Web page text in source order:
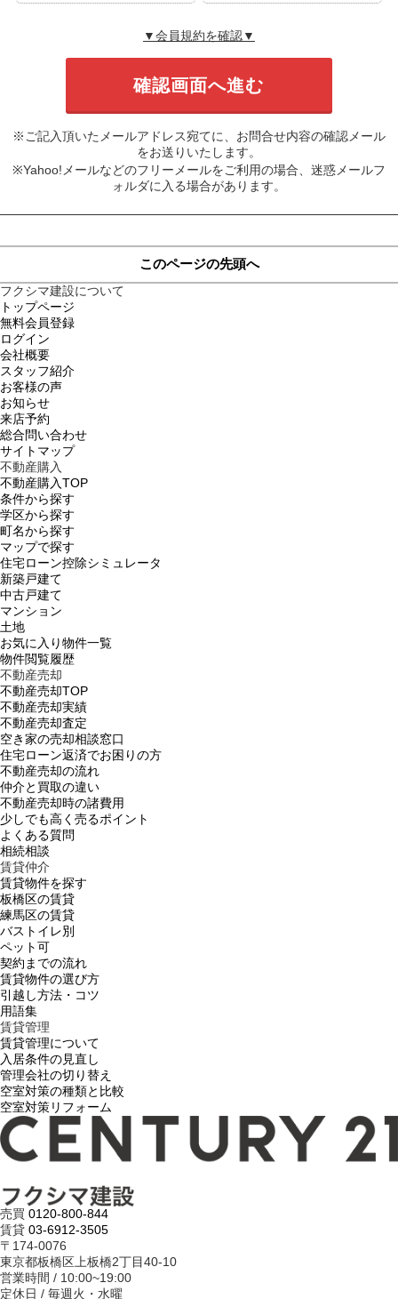
▼会員規約を確認▼
※ご記入頂いたメールアドレス宛てに、お問合せ内容の確認メール
をお送りいたします。
※Yahoo!メールなどのフリーメールをご利用の場合、迷惑メールフ
ォルダに入る場合があります。
このページの先頭へ
フクシマ建設について
トップページ
無料会員登録
ログイン
会社概要
スタッフ紹介
お客様の声
お知らせ
来店予約
総合問い合わせ
サイトマップ
不動産購入
不動産購入TOP
条件から探す
学区から探す
町名から探す
マップで探す
住宅ローン控除シミュレータ
新築戸建て
中古戸建て
マンション
土地
お気に入り物件一覧
物件閲覧履歴
不動産売却
不動産売却TOP
不動産売却実績
不動産売却査定
空き家の売却相談窓口
住宅ローン返済でお困りの方
不動産売却の流れ
仲介と買取の違い
不動産売却時の諸費用
少しでも高く売るポイント
よくある質問
相続相談
賃貸仲介
賃貸物件を探す
板橋区の賃貸
練馬区の賃貸
バストイレ別
ペット可
契約までの流れ
賃貸物件の選び方
引越し方法・コツ
用語集
賃貸管理
賃貸管理について
入居条件の見直し
管理会社の切り替え
空室対策の種類と比較
空室対策リフォーム
売買 0120-800-844
賃貸 03-6912-3505
〒174-0076
東京都板橋区上板橋2丁目40-10
営業時間 / 10:00~19:00
定休日 / 毎週火・水曜